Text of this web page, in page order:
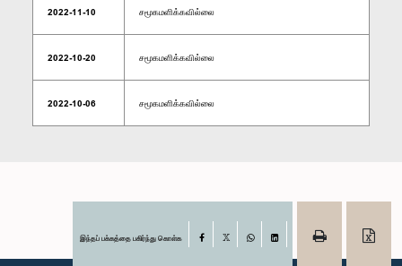
2022-11-10 சமூகமளிக்கவில்லை
2022-10-20 சமூகமளிக்கவில்லை
2022-10-06 சமூகமளிக்கவில்லை
இந்தப் பக்கத்தை பகிர்ந்து கொள்க Facebook